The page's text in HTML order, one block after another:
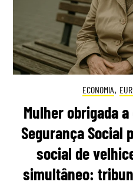
ECONOMIA,
Mulher obrigada
Segurança Social
social de
simultâneo: